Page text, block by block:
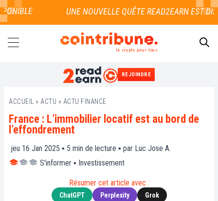
la crypto pour tous
REJOINDRE
ACCUEIL » ACTU » ACTU FINANCE
France : L’immobilier locatif est au bord de
l’effondrement
jeu 16 Jan 2025 ▪ 5 min de lecture ▪ par Luc Jose A.
S'informer ▪ Investissement
Résumer cet article avec :
ChatGPT Perplexity Grok